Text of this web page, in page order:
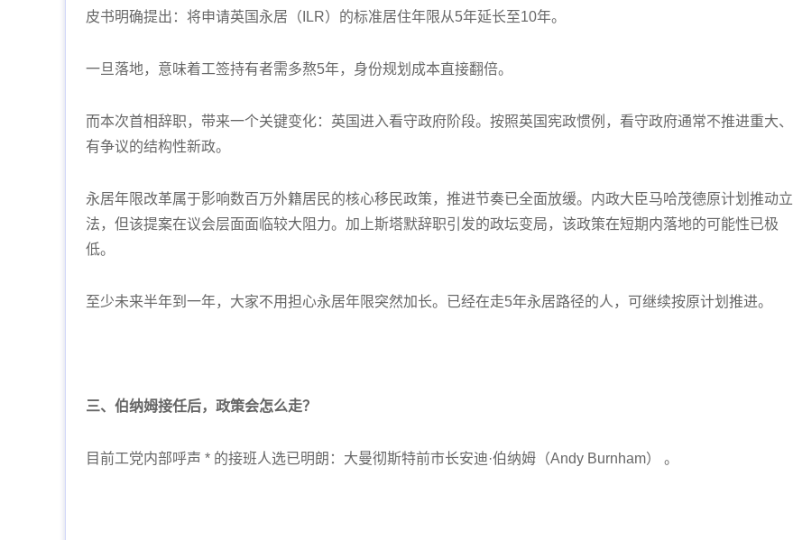
皮书明确提出：将申请英国永居（ILR）的标准居住年限从5年延长至10年。
一旦落地，意味着工签持有者需多熬5年，身份规划成本直接翻倍。
而本次首相辞职，带来一个关键变化：英国进入看守政府阶段。按照英国宪政惯例，看守政府通常不推进重大、
有争议的结构性新政。
永居年限改革属于影响数百万外籍居民的核心移民政策，推进节奏已全面放缓。内政大臣马哈茂德原计划推动立
法，但该提案在议会层面面临较大阻力。加上斯塔默辞职引发的政坛变局，该政策在短期内落地的可能性已极
低。
至少未来半年到一年，大家不用担心永居年限突然加长。已经在走5年永居路径的人，可继续按原计划推进。
三、伯纳姆接任后，政策会怎么走？
目前工党内部呼声 * 的接班人选已明朗：大曼彻斯特前市长安迪·伯纳姆（Andy Burnham） 。